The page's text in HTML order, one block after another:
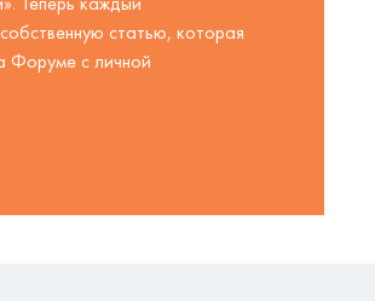
статью, которая
Форуме с личной